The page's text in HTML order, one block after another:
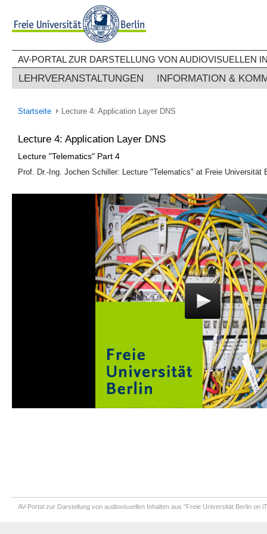
AV-PORTAL ZUR DARSTELLUNG VON AUDIOVISUELLEN
LEHRVERANSTALTUNGEN INFORMATION &
Startseite Lecture 4: Application Layer DNS
Lecture 4: Application Layer DNS
Lecture "Telematics" Part 4
Prof. Dr.-Ing. Jochen Schiller: Lecture "Telematics" at Freie Universität
AV-Portal zur Darstellung von audiovisuellen Inhalten aus "Freie Universität Berlin on